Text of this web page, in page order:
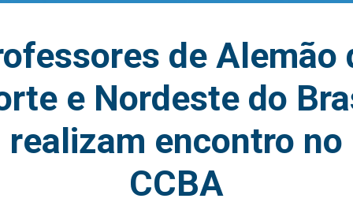
de Alemão
e Nordeste do
realizam encontro no
CCBA